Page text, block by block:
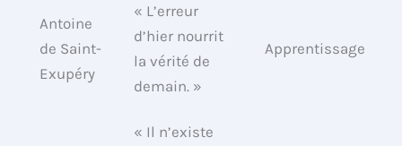
Antoine
de Saint-
Exupéry
« L’erreur
d’hier nourrit
la vérité de
demain. »
Apprentissage
« Il n’existe